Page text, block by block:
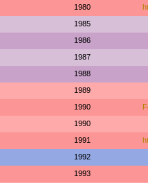
1980
1985
1986
1987
1988
1989
1990
1990
1991
1992
1993